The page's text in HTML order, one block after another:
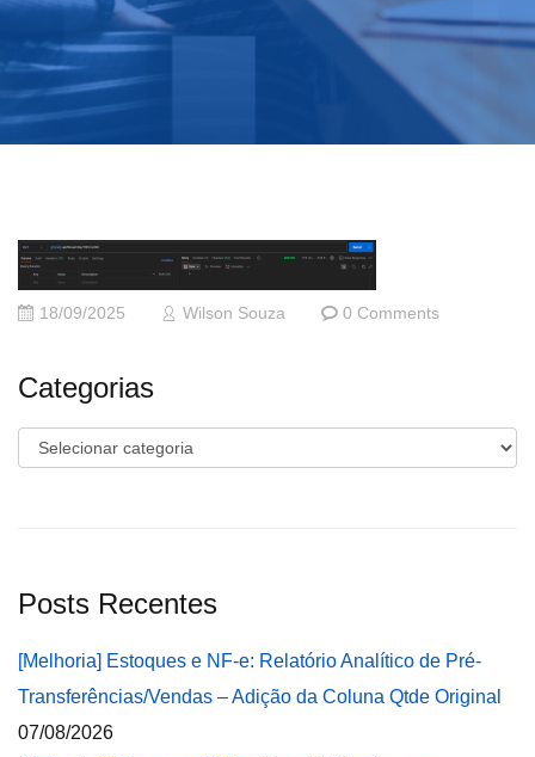
18/09/2025 Wilson Souza 0 Comments
Categorias
Categorias
Posts Recentes
[Melhoria] Estoques e NF-e: Relatório Analítico de Pré-
Transferências/Vendas – Adição da Coluna Qtde Original
07/08/2026